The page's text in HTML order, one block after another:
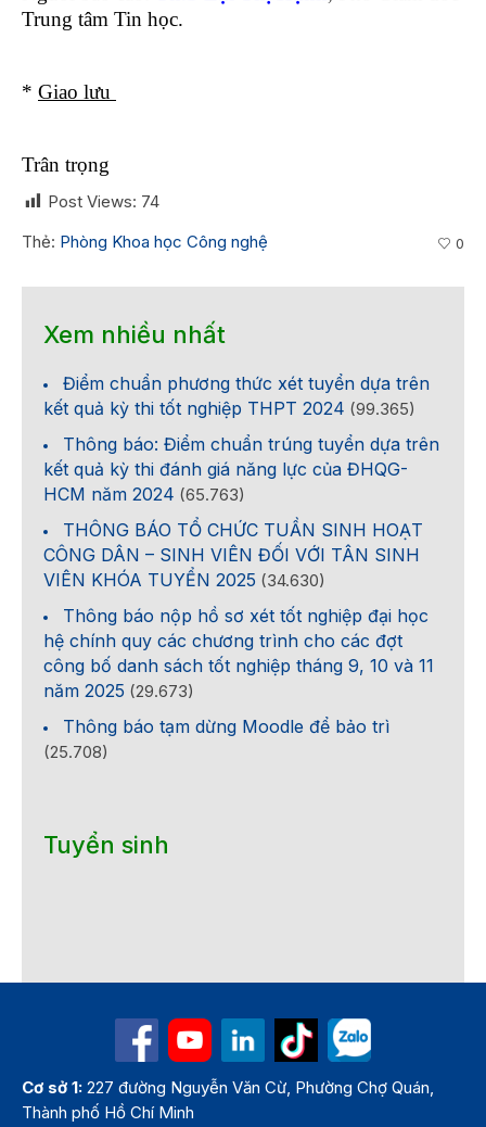
Trung tâm Tin học.
* Giao lưu
Trân trọng
Post Views: 74
Thẻ: Phòng Khoa học Công nghệ 0
Xem nhiều nhất
Điểm chuẩn phương thức xét tuyển dựa trên
kết quả kỳ thi tốt nghiệp THPT 2024 (99.365)
Thông báo: Điểm chuẩn trúng tuyển dựa trên
kết quả kỳ thi đánh giá năng lực của ĐHQG-
HCM năm 2024 (65.763)
THÔNG BÁO TỔ CHỨC TUẦN SINH HOẠT
CÔNG DÂN – SINH VIÊN ĐỐI VỚI TÂN SINH
VIÊN KHÓA TUYỂN 2025 (34.630)
Thông báo nộp hồ sơ xét tốt nghiệp đại học
hệ chính quy các chương trình cho các đợt
công bố danh sách tốt nghiệp tháng 9, 10 và 11
năm 2025 (29.673)
Thông báo tạm dừng Moodle để bảo trì
(25.708)
Tuyển sinh
Cơ sở 1: 227 đường Nguyễn Văn Cừ, Phường Chợ Quán,
Thành phố Hồ Chí Minh